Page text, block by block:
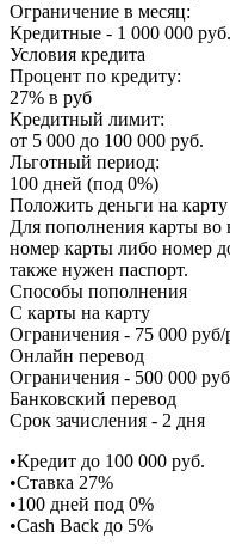
Ограничение в месяц:
Кредитные - 1 000 000 руб.
Условия кредита
Процент по кредиту:
27% в руб
Кредитный лимит:
от 5 000 до 100 000 руб.
Льготный период:
100 дней (под 0%)
Положить деньги на карту
Для пополнения карты во
номер карты либо номер
также нужен паспорт.
Способы пополнения
С карты на карту
Ограничения - 75 000 руб/
Онлайн перевод
Ограничения - 500 000
Банковский перевод
Срок зачисления - 2 дня
•Кредит до 100 000 руб.
•Ставка 27%
•100 дней под 0%
•Cash Back до 5%